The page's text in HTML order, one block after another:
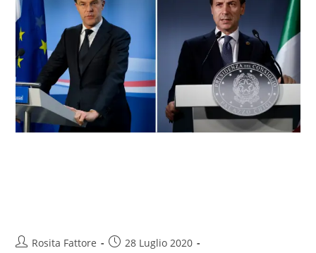
Rosita Fattore
28 Luglio 2020